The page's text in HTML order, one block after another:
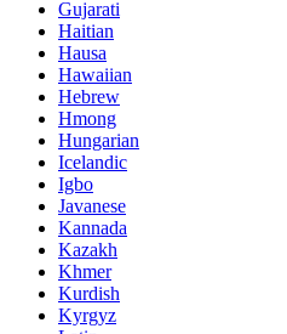
Gujarati
Haitian
Hausa
Hawaiian
Hebrew
Hmong
Hungarian
Icelandic
Igbo
Javanese
Kannada
Kazakh
Khmer
Kurdish
Kyrgyz